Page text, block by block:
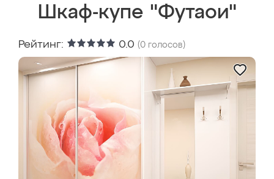
Шкаф-купе "Футаои"
Рейтинг: 0.0 (0 голосов)